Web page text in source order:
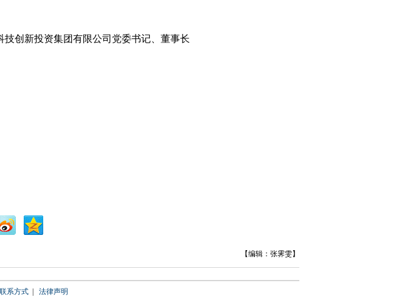
创新投资集团有限公司党委书记、董事长
【编辑：张霁雯】
联系方式| 法律声明